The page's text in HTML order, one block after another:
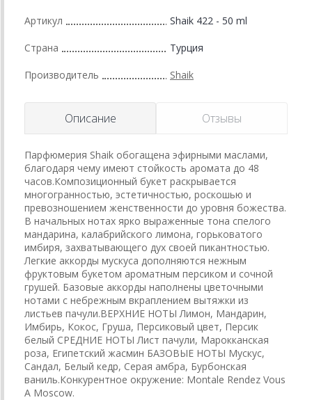
Артикул Shaik 422 - 50 ml
Страна Турция
Производитель Shaik
Описание Отзывы
Парфюмерия Shaik обогащена эфирными маслами,
благодаря чему имеют стойкость аромата до 48
часов.Композиционный букет раскрывается
многогранностью, эстетичностью, роскошью и
превозношением женственности до уровня божества.
В начальных нотах ярко выраженные тона спелого
мандарина, калабрийского лимона, горьковатого
имбиря, захватывающего дух своей пикантностью.
Легкие аккорды мускуса дополняются нежным
фруктовым букетом ароматным персиком и сочной
грушей. Базовые аккорды наполнены цветочными
нотами с небрежным вкраплением вытяжки из
листьев пачули.ВЕРХНИЕ НОТЫ Лимон, Мандарин,
Имбирь, Кокос, Груша, Персиковый цвет, Персик
белый СРЕДНИЕ НОТЫ Лист пачули, Марокканская
роза, Египетский жасмин БАЗОВЫЕ НОТЫ Мускус,
Сандал, Белый кедр, Серая амбра, Бурбонская
ваниль.Конкурентное окружение: Montale Rendez Vous
A Moscow.